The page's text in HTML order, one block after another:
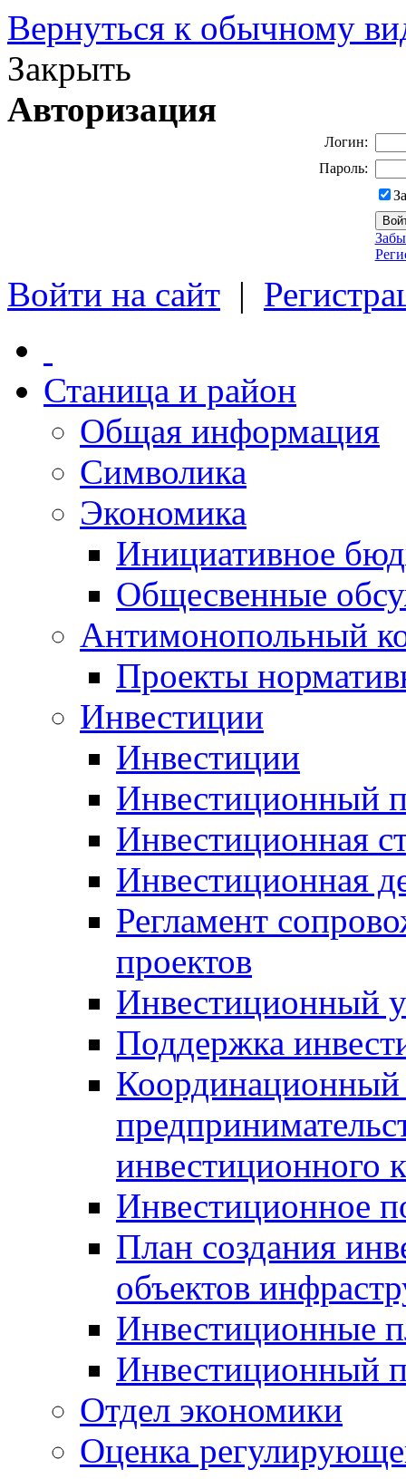
Вернуться к обычному
Закрыть
Авторизация
Логин:
Пароль:
Войти на сайт |
Станица и район
Общая информация
Символика
Экономика
Инициативное
Общесвенные
Антимонопольный
Проекты
Инвестиции
Инвестиции
Инвестиционный
Инвестиционная
Инвестиционная
Регламент
проектов
Инвестиционный
Поддержка
Координационный
инвестиционного
Инвестиционное
План создания
объектов
Инвестиционные
Инвестиционный
Отдел экономики
Оценка